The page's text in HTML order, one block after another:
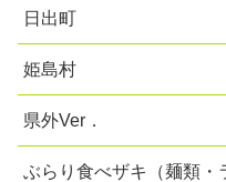
日出町
姫島村
県外Ver．
ぶらり食べザキ（麺類・